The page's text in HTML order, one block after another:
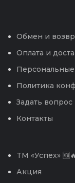
Обмен и
Оплата и
Политика
Задать вопрос
Контакты
TM «Успех»
Акция